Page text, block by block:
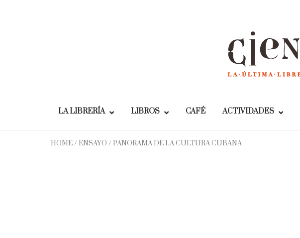
LA LIBRERÍA LIBROS CAFÉ ACTIVIDADES
HOME/ ENSAYO / PANORAMA DE LA CULTURA CUBANA